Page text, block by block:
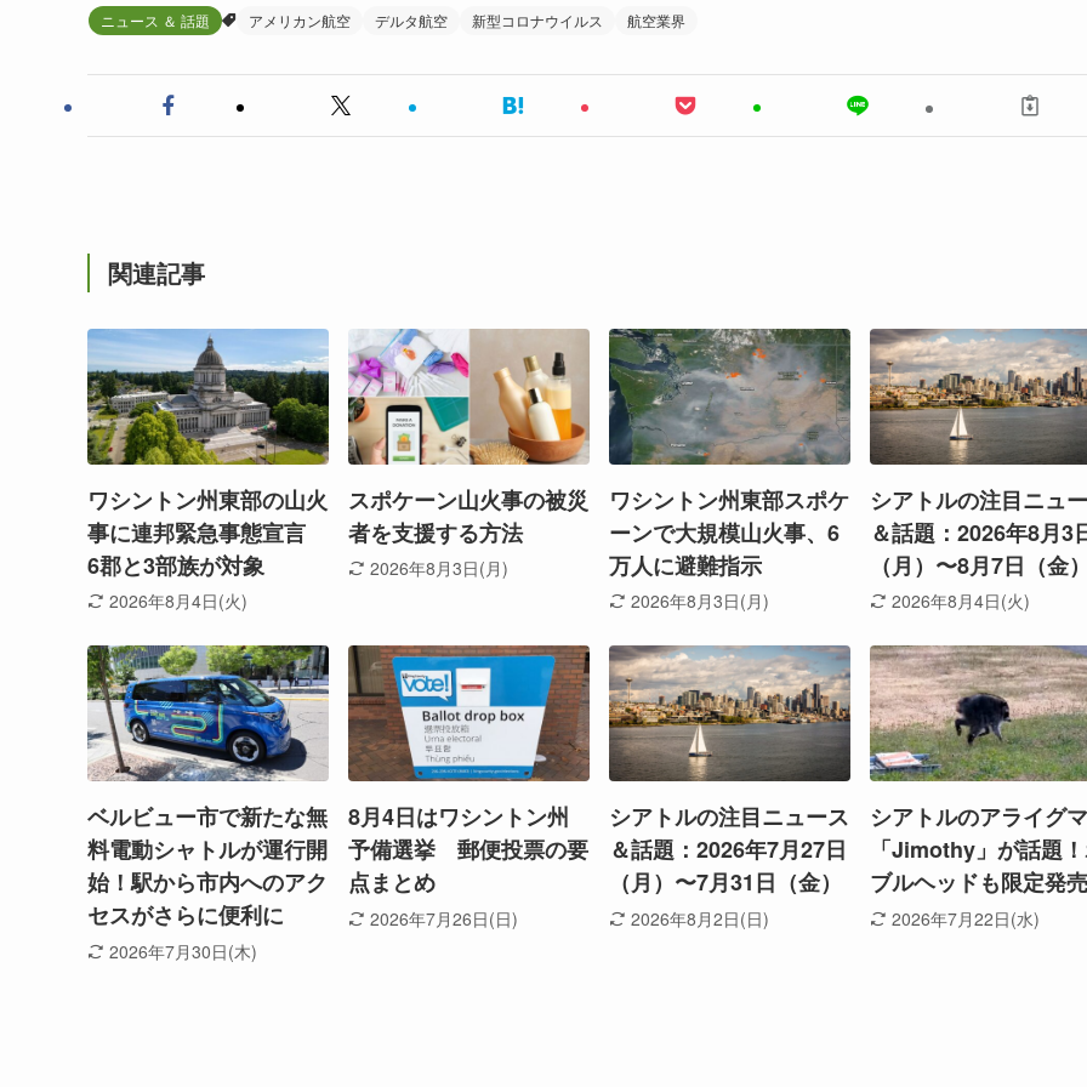
ニュース ＆ 話題 アメリカン航空 デルタ航空 新型コロナウイルス 航空業界
関連記事
ワシントン州東部の山火
事に連邦緊急事態宣言
6郡と3部族が対象
2026年8月4日(火)
スポケーン山火事の被災
者を支援する方法
2026年8月3日(月)
ワシントン州東部スポケ
ーンで大規模山火事、6
万人に避難指示
2026年8月3日(月)
シアトルの注目ニュ
＆話題：2026年8月3
（月）〜8月7日（金
2026年8月4日(火)
ベルビュー市で新たな無
料電動シャトルが運行開
始！駅から市内へのアク
セスがさらに便利に
2026年7月30日(木)
8月4日はワシントン州
予備選挙 郵便投票の要
点まとめ
2026年7月26日(日)
シアトルの注目ニュース
＆話題：2026年7月27日
（月）〜7月31日（金）
2026年8月2日(日)
シアトルのアライグマ
「Jimothy」が話題
ブルヘッドも限定発
2026年7月22日(水)